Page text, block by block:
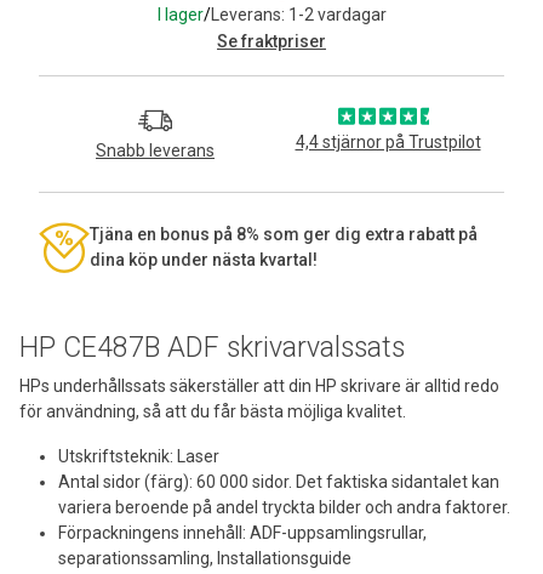
HP CE487B ADF skrivarvalssats
HPs underhållssats säkerställer att din HP skrivare är alltid redo
för användning, så att du får bästa möjliga kvalitet.
Utskriftsteknik: Laser
Antal sidor (färg): 60 000 sidor. Det faktiska sidantalet kan
variera beroende på andel tryckta bilder och andra faktorer.
Förpackningens innehåll: ADF-uppsamlingsrullar,
separationssamling, Installationsguide
I lager/Leverans: 1-2 vardagar
Se fraktpriser
Snabb leverans 4,4 stjärnor på Trustpilot
Tjäna en bonus på 8% som ger dig extra rabatt på
dina köp under nästa kvartal!